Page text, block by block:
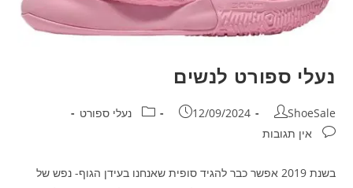
נעלי ספורט לנשים
ShoeSale
12/09/2024
נעלי ספורט
אין תגובות
בשנת 2019 אפשר כבר להגיד סופית שאנחנו בעידן הגוף- נפש של